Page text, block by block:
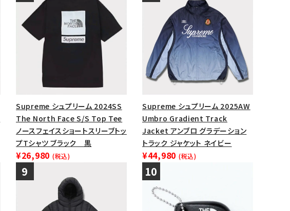
Supreme シュプリーム 2024SS
The North Face S/S Top Tee
ノースフェイスショートスリーブトッ
プTシャツ ブラック 黒
¥26,980 (税込)
Supreme シュプリーム 2025AW
Umbro Gradient Track
Jacket アンブロ グラデーション
トラック ジャケット ネイビー
¥44,980 (税込)